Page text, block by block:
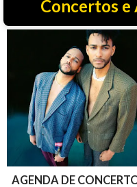
Concertos e
AGENDA DE